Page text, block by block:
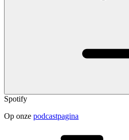
Spotify
Op onze podcastpagina